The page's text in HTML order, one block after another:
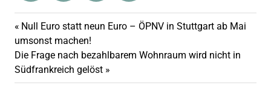
Beitragsnavigation
Vorheriger
Beitrag:
Null Euro statt neun Euro – ÖPNV in Stuttgart ab Mai
umsonst machen!
Nächster
Beitrag:
Die Frage nach bezahlbarem Wohnraum wird nicht in
Südfrankreich gelöst